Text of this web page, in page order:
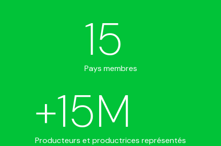
Pays membres
15
Producteurs et productrices représentés
+15M